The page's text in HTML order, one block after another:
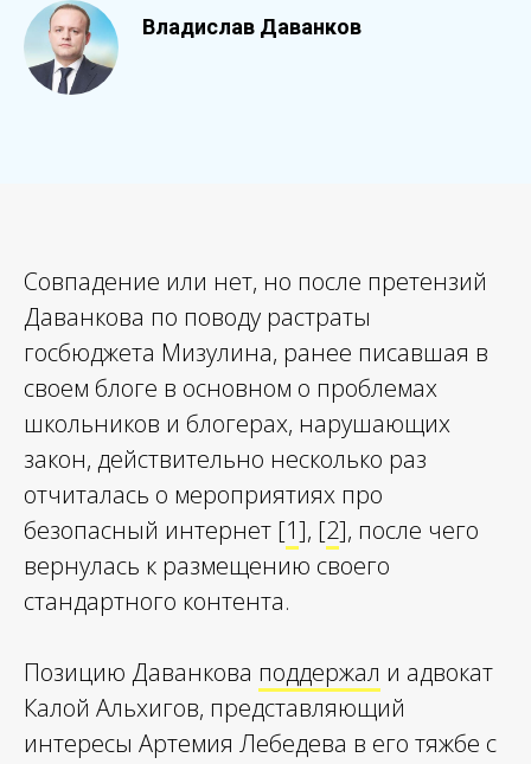
Владислав Даванков
Совпадение или нет, но после претензий
Даванкова по поводу растраты
госбюджета Мизулина, ранее писавшая в
своем блоге в основном о проблемах
школьников и блогерах, нарушающих
закон, действительно несколько раз
отчиталась о мероприятиях про
безопасный интернет [1], [2], после чего
вернулась к размещению своего
стандартного контента.
Позицию Даванкова поддержал и адвокат
Калой Альхигов, представляющий
интересы Артемия Лебедева в его тяжбе с